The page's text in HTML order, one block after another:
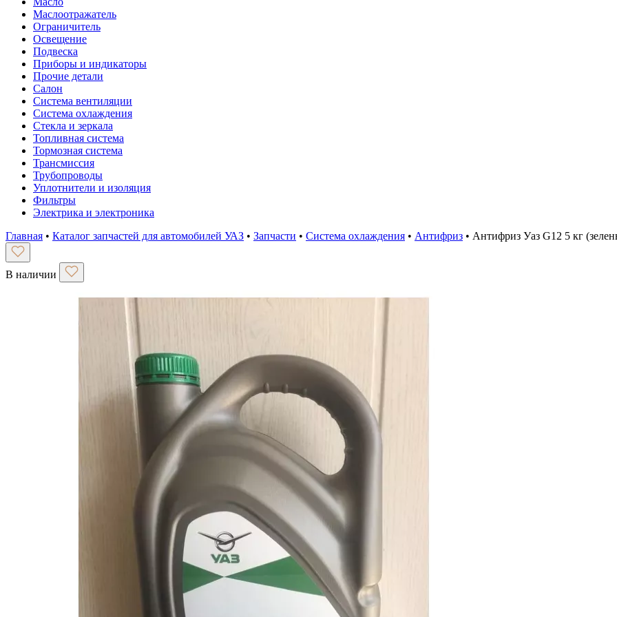
Маслоотражатель
Ограничитель
Освещение
Подвеска
Приборы и индикаторы
Прочие детали
Салон
Система вентиляции
Система охлаждения
Стекла и зеркала
Топливная система
Тормозная система
Трансмиссия
Трубопроводы
Уплотнители и изоляция
Фильтры
Электрика и электроника
Главная • Каталог запчастей для автомобилей УАЗ • Запчасти • Система охлаждения • Антифриз • Антифриз Уаз G12 5 кг
В наличии